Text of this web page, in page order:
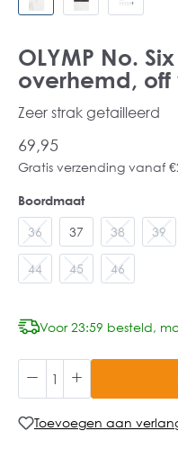
OLYMP No.
overhemd, off
Zeer strak getailleerd
69,95
Gratis verzending vanaf
Boordmaat
36 37 38 39
44 45 46
Voor 23:59 besteld,
Toevoegen aan